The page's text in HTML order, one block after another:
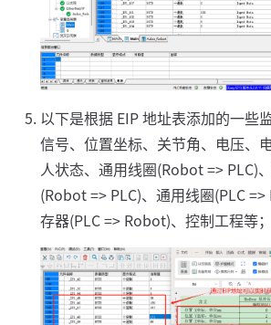
以下是根据 EIP 地址表添加的一些
信号、位置坐标、关节角、电压、
人状态、通用线圈(Robot => PLC)
(Robot => PLC)、通用线圈(PLC
存器(PLC => Robot)、控制工程等；